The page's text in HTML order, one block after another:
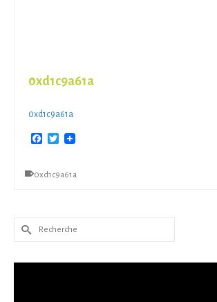
0xd1c9a61a
0xd1c9a61a
Facebook
Twitter
0xd1c9a61a
Rechercher :